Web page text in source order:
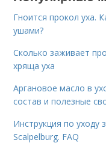
Гноится прокол уха.
ушами?
Сколько заживает
хряща уха
Аргановое масло в
состав и полезные
Инструкция по уходу
Scalpelburg. FAQ